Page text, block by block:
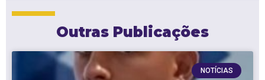
Outras Publicações
NOTÍCIAS